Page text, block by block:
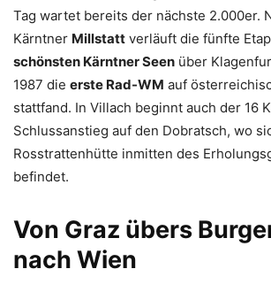
Tag wartet bereits der nächste 2.000er.
Kärntner Millstatt verläuft die fünfte
schönsten Kärntner Seen über
1987 die erste Rad-WM auf
stattfand. In Villach beginnt auch der 16
Schlussanstieg auf den Dobratsch, wo
Rosstrattenhütte inmitten des
befindet.
Von Graz übers
nach Wien